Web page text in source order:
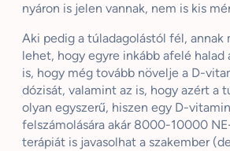
nyáron is jelen vannak, nem is kis
Aki pedig a túladagolástól fél, annak
lehet, hogy egyre inkább afelé halad
is, hogy még tovább növelje a D-
dózisát, valamint az is, hogy azért a
olyan egyszerű, hiszen egy D-
felszámolására akár 8000-10000
terápiát is javasolhat a szakember